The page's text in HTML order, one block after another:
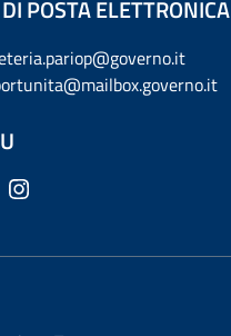
POSTA ELETTRONICA